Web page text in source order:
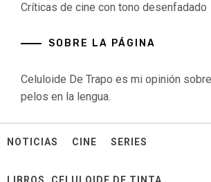
Críticas de cine con tono desenfadado
SOBRE LA PÁGINA
Celuloide De Trapo es mi opinión
pelos en la lengua.
NOTICIAS CINE SERIES